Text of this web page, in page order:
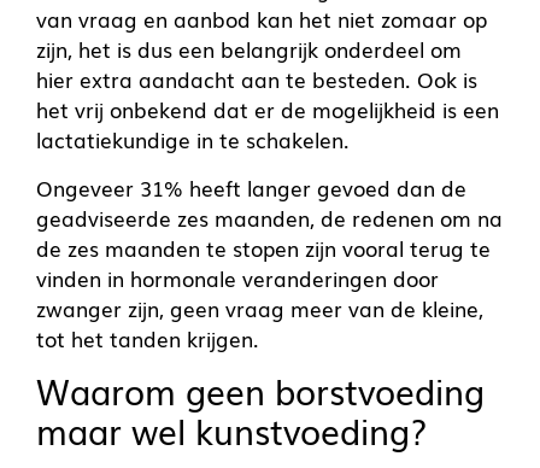
van vraag en aanbod kan het niet zomaar op
zijn, het is dus een belangrijk onderdeel om
hier extra aandacht aan te besteden. Ook is
het vrij onbekend dat er de mogelijkheid is een
lactatiekundige in te schakelen.
Ongeveer 31% heeft langer gevoed dan de
geadviseerde zes maanden, de redenen om na
de zes maanden te stopen zijn vooral terug te
vinden in hormonale veranderingen door
zwanger zijn, geen vraag meer van de kleine,
tot het tanden krijgen.
Waarom geen borstvoeding
maar wel kunstvoeding?